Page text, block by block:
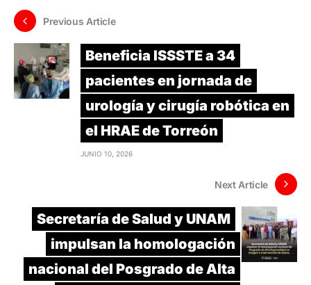
Previous Article
Beneficia ISSSTE a 34
pacientes en jornada de
urología y cirugía robótica en
el HRAE de Torreón
JUNIO 10, 2026
Next Article
Secretaría de Salud y UNAM
impulsan la homologación
nacional del Posgrado de Alta